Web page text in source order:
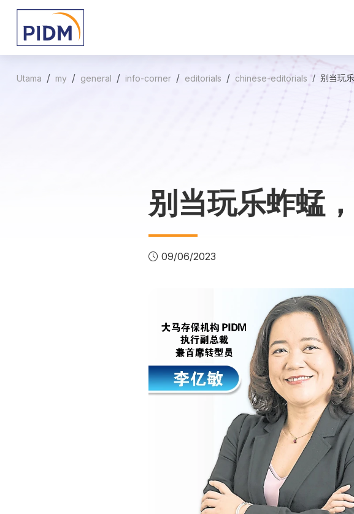
Utama my general info-corner editorials chinese-editorials 别当玩
别当玩乐蚱蜢
09/06/2023